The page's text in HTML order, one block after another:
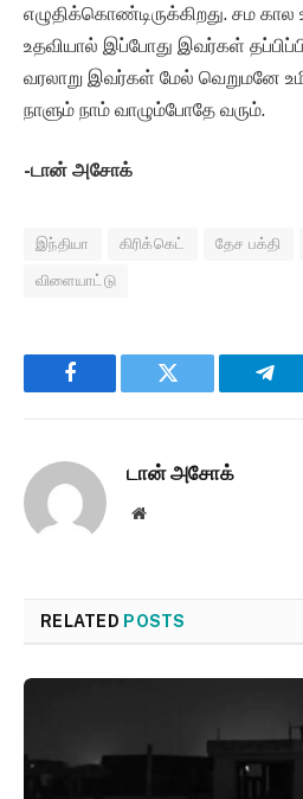
எழுதிக்கொண்டிருக்கிறது. சம
உதவியால் இப்போது இவர்கள்
வரலாறு இவர்கள் மேல் வெறுமனே
நாளும் நாம் வாழும்போதே வரும்.
-டான் அசோக்
இந்தியா கிரிக்கெட் தேச பக்தி
விளையாட்டு
Facebook Twitter
டான் அசோக்
Website
RELATED POSTS